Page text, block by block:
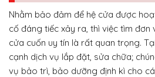
Nhằm bảo đảm để hệ cửa được
cố đáng tiếc xảy ra, thì việc tìm
cửa cuốn uy tín là rất quan trọng.
cạnh dịch vụ lắp đặt, sửa chữa;
vụ bảo trì, bảo dưỡng định kì cho